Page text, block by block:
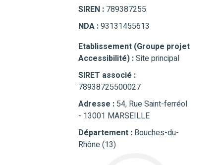
SIREN : 789387255
NDA :93131455613
Etablissement (Groupe projet
Accessibilité) :Site principal
SIRET associé :
78938725500027
Adresse : 54, Rue Saint-ferréol
- 13001 MARSEILLE
Département : Bouches-du-
Rhône (13)